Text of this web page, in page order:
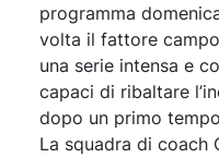
programma
volta il fattore
una serie intensa e
capaci di ribaltare
dopo un primo
La squadra di coach